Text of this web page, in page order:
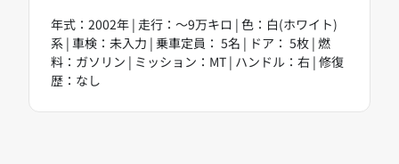
年式：2002年 | 走行：～9万キロ | 色：白(ホワイト)
系 | 車検：未入力 | 乗車定員： 5名 | ドア： 5枚 | 燃
料：ガソリン | ミッション：MT | ハンドル：右 | 修復
歴：なし